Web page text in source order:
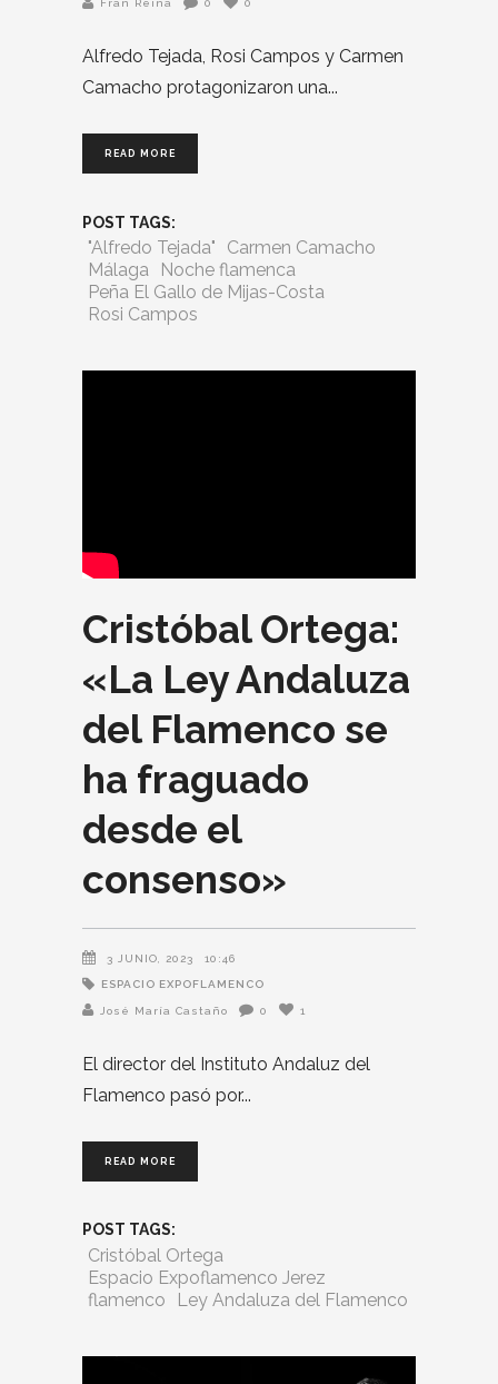
Fran Reina 0 0
Alfredo Tejada, Rosi Campos y Carmen
Camacho protagonizaron una
READ MORE
POST TAGS:
"Alfredo Tejada"
Carmen Camacho
Málaga
Noche flamenca
Peña El Gallo de Mijas-Costa
Rosi Campos
Cristóbal Ortega:
«La Ley Andaluza
del Flamenco se
ha fraguado
desde el
consenso»
3 JUNIO, 2023 10:46
ESPACIO EXPOFLAMENCO
José María Castaño 0 1
El director del Instituto Andaluz del
Flamenco pasó por
READ MORE
POST TAGS:
Cristóbal Ortega
Espacio Expoflamenco Jerez
flamenco
Ley Andaluza del Flamenco